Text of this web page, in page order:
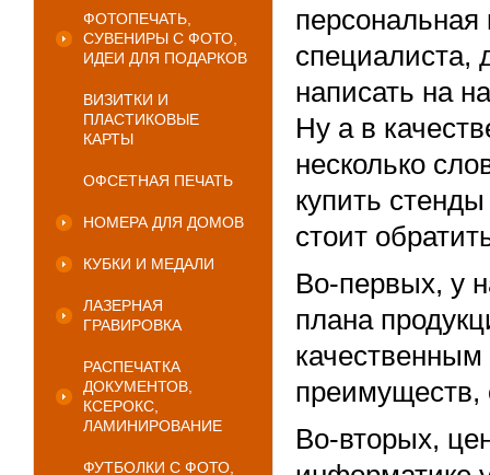
ФОТОПЕЧАТЬ,
СУВЕНИРЫ С ФОТО,
ИДЕИ ДЛЯ ПОДАРКОВ
ВИЗИТКИ И
ПЛАСТИКОВЫЕ
КАРТЫ
ОФСЕТНАЯ ПЕЧАТЬ
НОМЕРА ДЛЯ ДОМОВ
КУБКИ И МЕДАЛИ
ЛАЗЕРНАЯ
ГРАВИРОВКА
РАСПЕЧАТКА
ДОКУМЕНТОВ,
КСЕРОКС,
ЛАМИНИРОВАНИЕ
ФУТБОЛКИ С ФОТО,
персональная
специалиста,
написать на
Ну а в
несколько
купить
стоит
Во-первых, у
плана
преимуществ,
Во-вторых,